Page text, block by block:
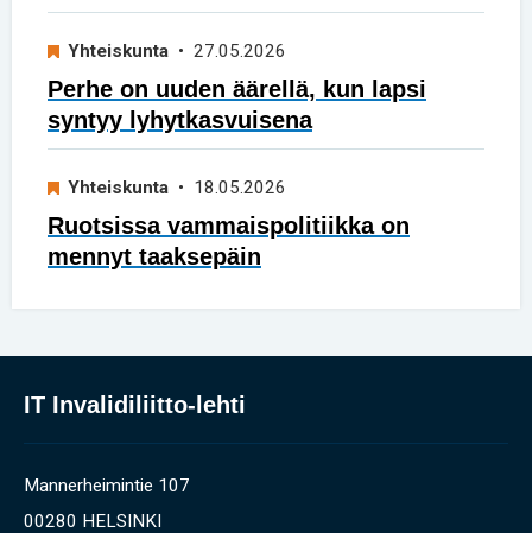
Yhteiskunta • 27.05.2026
Perhe on uuden äärellä, kun lapsi
syntyy lyhytkasvuisena
Yhteiskunta • 18.05.2026
Ruotsissa vammaispolitiikka on
mennyt taaksepäin
IT Invalidiliitto-lehti
Mannerheimintie 107
00280 HELSINKI